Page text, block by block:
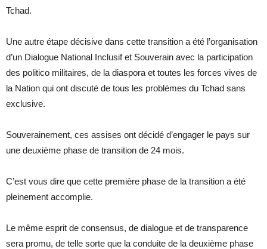
Tchad.
Une autre étape décisive dans cette transition a été l’organisation
d’un Dialogue National Inclusif et Souverain avec la participation
des politico militaires, de la diaspora et toutes les forces vives de
la Nation qui ont discuté de tous les problèmes du Tchad sans
exclusive.
Souverainement, ces assises ont décidé d’engager le pays sur
une deuxième phase de transition de 24 mois.
C’est vous dire que cette première phase de la transition a été
pleinement accomplie.
Le même esprit de consensus, de dialogue et de transparence
sera promu, de telle sorte que la conduite de la deuxième phase